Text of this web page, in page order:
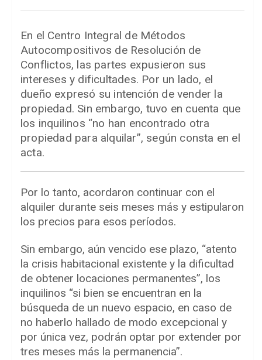
En el Centro Integral de Métodos
Autocompositivos de Resolución de
Conflictos, las partes expusieron sus
intereses y dificultades. Por un lado, el
dueño expresó su intención de vender la
propiedad. Sin embargo, tuvo en cuenta que
los inquilinos “no han encontrado otra
propiedad para alquilar”, según consta en el
acta.
Por lo tanto, acordaron continuar con el
alquiler durante seis meses más y estipularon
los precios para esos períodos.
Sin embargo, aún vencido ese plazo, “atento
la crisis habitacional existente y la dificultad
de obtener locaciones permanentes”, los
inquilinos “si bien se encuentran en la
búsqueda de un nuevo espacio, en caso de
no haberlo hallado de modo excepcional y
por única vez, podrán optar por extender por
tres meses más la permanencia”.